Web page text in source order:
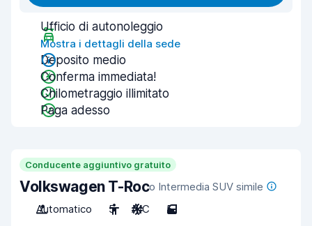
Ufficio di autonoleggio
Mostra i dettagli della sede
Deposito medio
Conferma immediata!
Chilometraggio illimitato
Paga adesso
Conducente aggiuntivo gratuito
Volkswagen T-Roco Intermedia SUV simile
Automatico
5 A/C 5